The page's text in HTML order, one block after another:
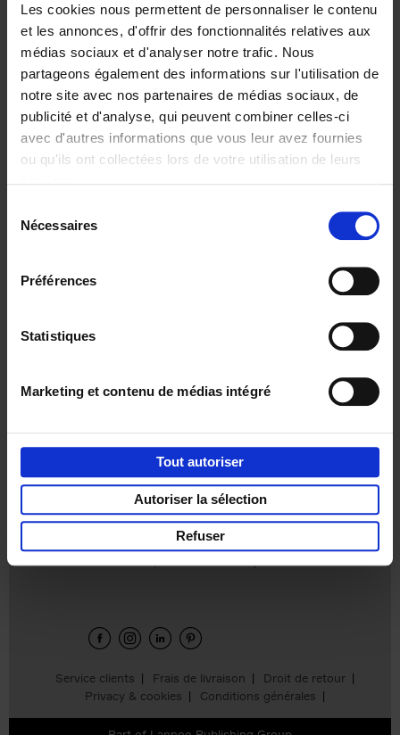
Les cookies nous permettent de personnaliser le contenu
et les annonces, d'offrir des fonctionnalités relatives aux
médias sociaux et d'analyser notre trafic. Nous
partageons également des informations sur l'utilisation de
notre site avec nos partenaires de médias sociaux, de
publicité et d'analyse, qui peuvent combiner celles-ci
avec d'autres informations que vous leur avez fournies
ou qu'ils ont collectées lors de votre utilisation de leurs
Nécessaires
Préférences
Statistiques
Marketing et contenu de médias intégré
Tout autoriser
Autoriser la sélection
Refuser
Digital marketing like a PRO -
completely revised edition
Clo Willaerts
Couverture souple
2022 226
€35,50
Content Marketing like a
Ajouter au panier
Service clients Frais de livraison
Droit de retour
Privacy & cookies
Conditions générales
Envie de bonnes idées de lecture, de